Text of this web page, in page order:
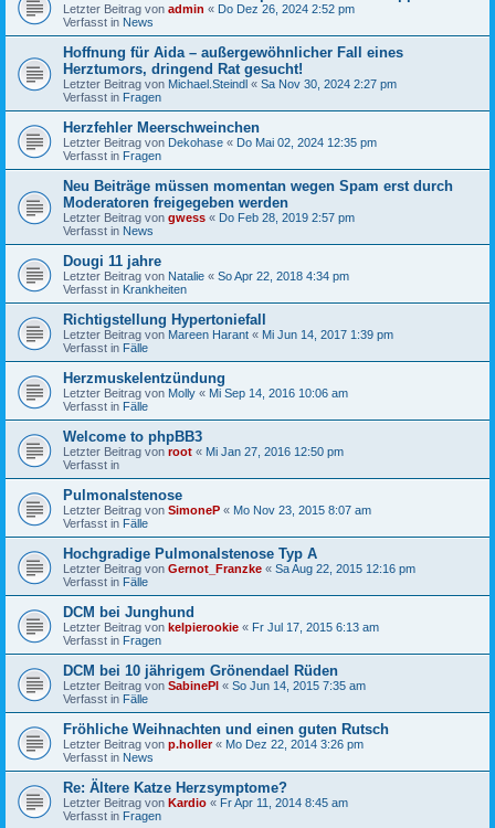
Letzter Beitrag von admin « Do Dez 26, 2024 2:52 pm
Verfasst in News
Hoffnung für Aida – außergewöhnlicher Fall eines
Herztumors, dringend Rat gesucht!
Letzter Beitrag von Michael.Steindl « Sa Nov 30, 2024 2:27 pm
Verfasst in Fragen
Herzfehler Meerschweinchen
Letzter Beitrag von Dekohase « Do Mai 02, 2024 12:35 pm
Verfasst in Fragen
Neu Beiträge müssen momentan wegen Spam erst durch
Moderatoren freigegeben werden
Letzter Beitrag von gwess « Do Feb 28, 2019 2:57 pm
Verfasst in News
Dougi 11 jahre
Letzter Beitrag von Natalie « So Apr 22, 2018 4:34 pm
Verfasst in Krankheiten
Richtigstellung Hypertoniefall
Letzter Beitrag von Mareen Harant « Mi Jun 14, 2017 1:39 pm
Verfasst in Fälle
Herzmuskelentzündung
Letzter Beitrag von Molly « Mi Sep 14, 2016 10:06 am
Verfasst in Fälle
Welcome to phpBB3
Letzter Beitrag von root « Mi Jan 27, 2016 12:50 pm
Verfasst in
Pulmonalstenose
Letzter Beitrag von SimoneP « Mo Nov 23, 2015 8:07 am
Verfasst in Fälle
Hochgradige Pulmonalstenose Typ A
Letzter Beitrag von Gernot_Franzke « Sa Aug 22, 2015 12:16 pm
Verfasst in Fälle
DCM bei Junghund
Letzter Beitrag von kelpierookie « Fr Jul 17, 2015 6:13 am
Verfasst in Fragen
DCM bei 10 jährigem Grönendael Rüden
Letzter Beitrag von SabinePl « So Jun 14, 2015 7:35 am
Verfasst in Fälle
Fröhliche Weihnachten und einen guten Rutsch
Letzter Beitrag von p.holler« Mo Dez 22, 2014 3:26 pm
Verfasst in News
Re: Ältere Katze Herzsymptome?
Letzter Beitrag von Kardio « Fr Apr 11, 2014 8:45 am
Verfasst in Fragen